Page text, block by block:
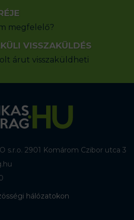
megfelelő?
VISSZAKÜLDÉS
árut visszaküldheti
s.r.o. 2901 Komárom Czibor utca 3
hálózatokon